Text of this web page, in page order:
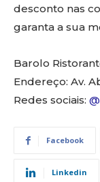
desconto nas
garanta a sua
Barolo
Endereço: Av.
Redes sociais:
Facebook
Linkedin